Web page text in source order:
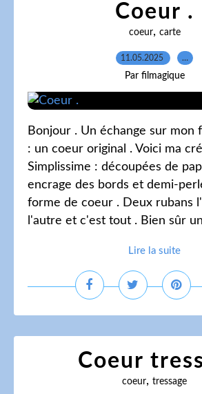
Coeur .
coeur, carte
11.05.2025 …
Par filmagique
Bonjour . Un échange sur mon
: un coeur original . Voici ma
Simplissime : découpées de
encrage des bords et demi-
forme de coeur . Deux rubans
l'autre et c'est tout . Bien sûr
Lire la suite
Coeur
coeur, tressage